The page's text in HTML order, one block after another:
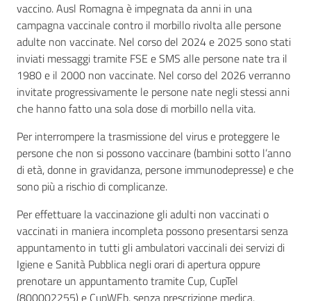
vaccino. Ausl Romagna è impegnata da anni in una
campagna vaccinale contro il morbillo rivolta alle persone
adulte non vaccinate. Nel corso del 2024 e 2025 sono stati
inviati messaggi tramite FSE e SMS alle persone nate tra il
1980 e il 2000 non vaccinate. Nel corso del 2026 verranno
invitate progressivamente le persone nate negli stessi anni
che hanno fatto una sola dose di morbillo nella vita.
Per interrompere la trasmissione del virus e proteggere le
persone che non si possono vaccinare (bambini sotto l’anno
di età, donne in gravidanza, persone immunodepresse) e che
sono più a rischio di complicanze.
Per effettuare la vaccinazione gli adulti non vaccinati o
vaccinati in maniera incompleta possono presentarsi senza
appuntamento in tutti gli ambulatori vaccinali dei servizi di
Igiene e Sanità Pubblica negli orari di apertura oppure
prenotare un appuntamento tramite Cup, CupTel
(800002255) e CupWEb, senza prescrizione medica.